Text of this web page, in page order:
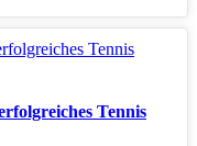
Tennis